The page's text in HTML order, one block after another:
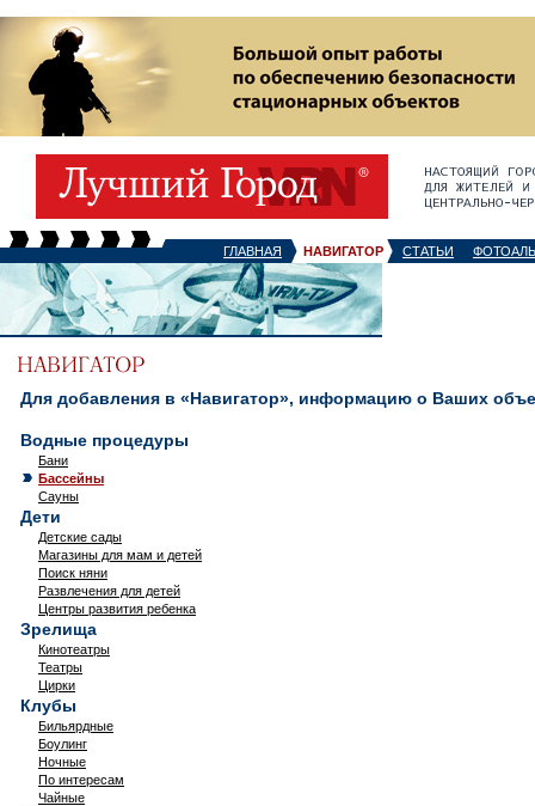
ГЛАВНАЯ НАВИГАТОР СТАТЬИ
Для добавления в «Навигатор», информацию о Ваших
Водные процедуры
Бани
Бассейны
Сауны
Дети
Детские сады
Магазины для мам и детей
Поиск няни
Развлечения для детей
Центры развития ребенка
Зрелища
Кинотеатры
Театры
Цирки
Клубы
Бильярдные
Боулинг
Ночные
По интересам
Чайные